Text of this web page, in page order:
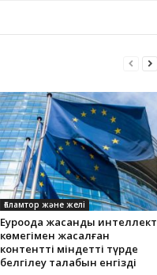
Ғаламтор және желі
Еуроодақ жасанды интеллект
көмегімен жасалған
контентті міндетті түрде
белгілеу талабын енгізді